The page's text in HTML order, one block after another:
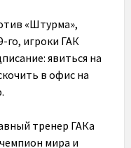
«Штурма»,
го, игроки ГАК
явиться на
в офис на
тренер ГАКа
мира и